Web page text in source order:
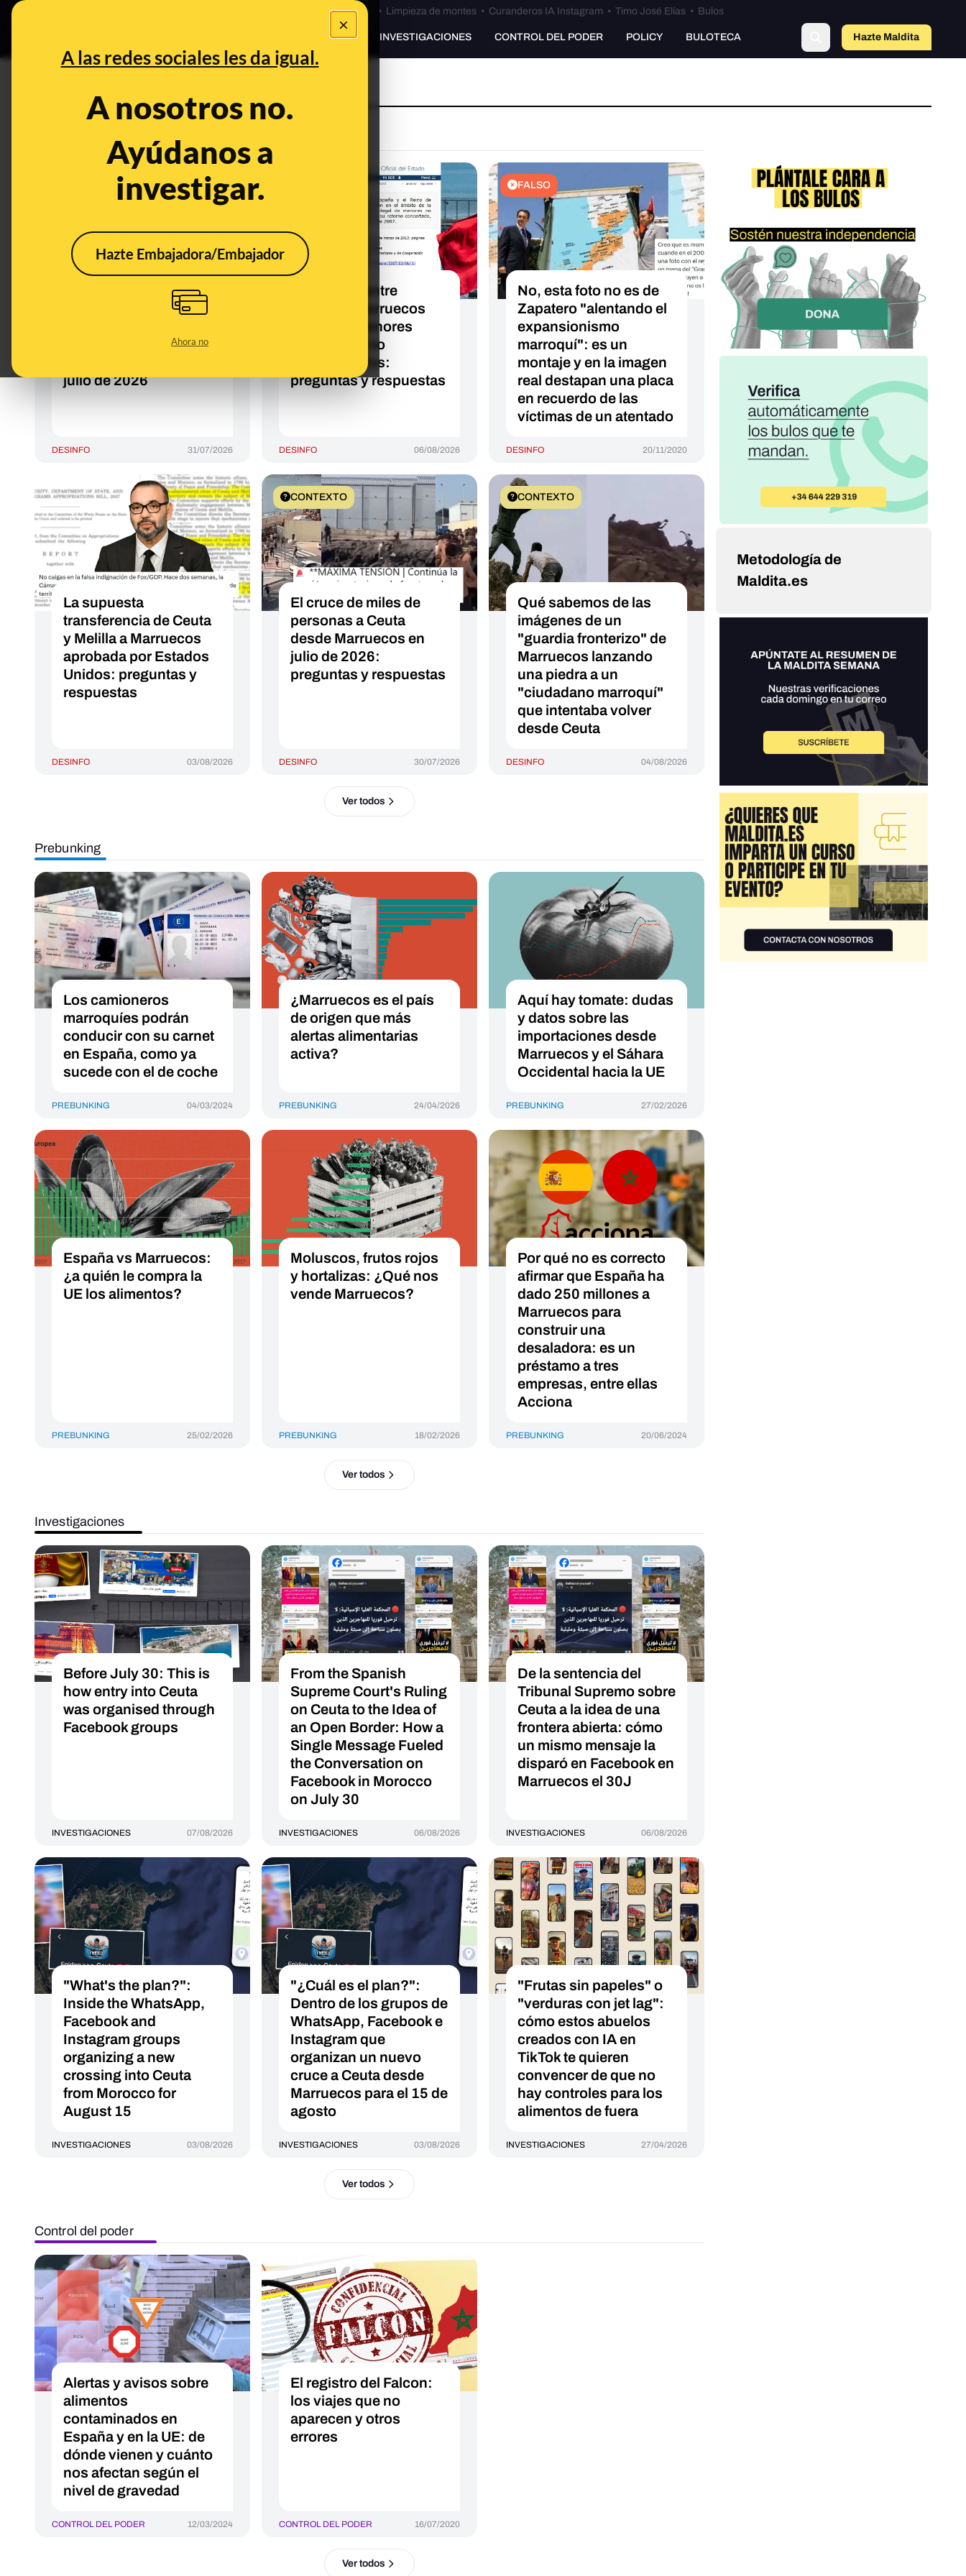
×
A las redes sociales les da igual.
A nosotros no.
Ayúdanos a
investigar.
Hazte Embajadora/Embajador
Ahora no
Bulos Ceuta • Limpieza de montes• Curanderos IA Instagram • Timo José Elías• Bulos
PREBUNKING INVESTIGACIONES CONTROL DEL PODER POLICY BULOTECA Hazte Maldito
a
Marruecos
desinformaciones y
entrada de personas
julio de 2026
DESINFO 31/07/2026
El acuerdo entre
España y Marruecos
sobre los menores
extranjeros no
acompañados:
preguntas y respuestas
DESINFO 06/08/2026
FALSO
No, esta foto no es de
Zapatero "alentando el
expansionismo
marroquí": es un
montaje y en la imagen
real destapan una placa
en recuerdo de las
víctimas de un atentado
DESINFO 20/11/2020
La supuesta
transferencia de Ceuta
y Melilla a Marruecos
aprobada por Estados
Unidos: preguntas y
respuestas
DESINFO 03/08/2026
CONTEXTO
El cruce de miles de
personas a Ceuta
desde Marruecos en
julio de 2026:
preguntas y respuestas
DESINFO 30/07/2026
CONTEXTO
Qué sabemos de las
imágenes de un
"guardia fronterizo" de
Marruecos lanzando
una piedra a un
"ciudadano marroquí"
que intentaba volver
desde Ceuta
DESINFO 04/08/2026
Ver todos
Prebunking
Los camioneros
marroquíes podrán
conducir con su carnet
en España, como ya
sucede con el de coche
PREBUNKING 04/03/2024
¿Marruecos es el país
de origen que más
alertas alimentarias
activa?
PREBUNKING 24/04/2026
Aquí hay tomate: dudas
y datos sobre las
importaciones desde
Marruecos y el Sáhara
Occidental hacia la UE
PREBUNKING 27/02/2026
España vs Marruecos:
¿a quién le compra la
UE los alimentos?
PREBUNKING 25/02/2026
Moluscos, frutos rojos
y hortalizas: ¿Qué nos
vende Marruecos?
PREBUNKING 18/02/2026
Por qué no es correcto
afirmar que España ha
dado 250 millones a
Marruecos para
construir una
desaladora: es un
préstamo a tres
empresas, entre ellas
Acciona
PREBUNKING 20/06/2024
Ver todos
Investigaciones
Before July 30: This is
how entry into Ceuta
was organised through
Facebook groups
INVESTIGACIONES 07/08/2026
From the Spanish
Supreme Court's Ruling
on Ceuta to the Idea of
an Open Border: How a
Single Message Fueled
the Conversation on
Facebook in Morocco
on July 30
INVESTIGACIONES 06/08/2026
De la sentencia del
Tribunal Supremo sobre
Ceuta a la idea de una
frontera abierta: cómo
un mismo mensaje la
disparó en Facebook en
Marruecos el 30J
INVESTIGACIONES 06/08/2026
"What's the plan?":
Inside the WhatsApp,
Facebook and
Instagram groups
organizing a new
crossing into Ceuta
from Morocco for
August 15
INVESTIGACIONES 03/08/2026
"¿Cuál es el plan?":
Dentro de los grupos de
WhatsApp, Facebook e
Instagram que
organizan un nuevo
cruce a Ceuta desde
Marruecos para el 15 de
agosto
INVESTIGACIONES 03/08/2026
"Frutas sin papeles" o
"verduras con jet lag":
cómo estos abuelos
creados con IA en
TikTok te quieren
convencer de que no
hay controles para los
alimentos de fuera
INVESTIGACIONES 27/04/2026
Ver todos
Control del poder
Alertas y avisos sobre
alimentos
contaminados en
España y en la UE: de
dónde vienen y cuánto
nos afectan según el
nivel de gravedad
CONTROL DEL PODER 12/03/2024
El registro del Falcon:
los viajes que no
aparecen y otros
errores
CONTROL DEL PODER 16/07/2020
Ver todos
Metodología de
Maldita.es